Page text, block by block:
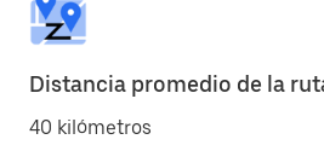
Distancia promedio de la
40 kilómetros